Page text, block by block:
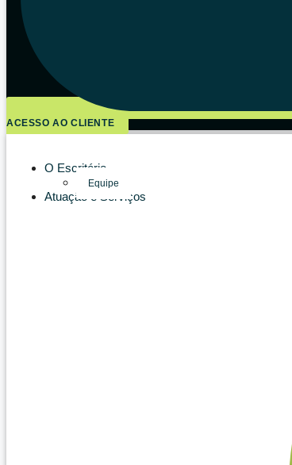
ACESSO AO CLIENTE
O Escritório
Equipe
Atuação e Serviços